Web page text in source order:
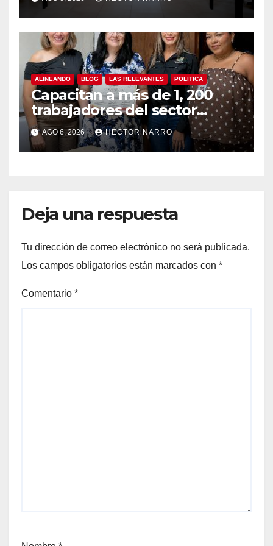
y temporada de ciclones
ALINEANDO BLOG LAS RELEVANTES POLITICA
Capacitan a más de 1, 200
trabajadores del sector
hotelero en derechos
humanos y respeto laboral
en Los Cabos
AGO 6, 2026 HECTOR NARRO
Deja una respuesta
Tu dirección de correo electrónico no será publicada.
Los campos obligatorios están marcados con *
Comentario *